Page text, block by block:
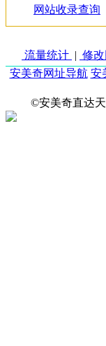
网站收录查询
流量统计 | 修
安美奇网址导航 安
©安美奇直达天